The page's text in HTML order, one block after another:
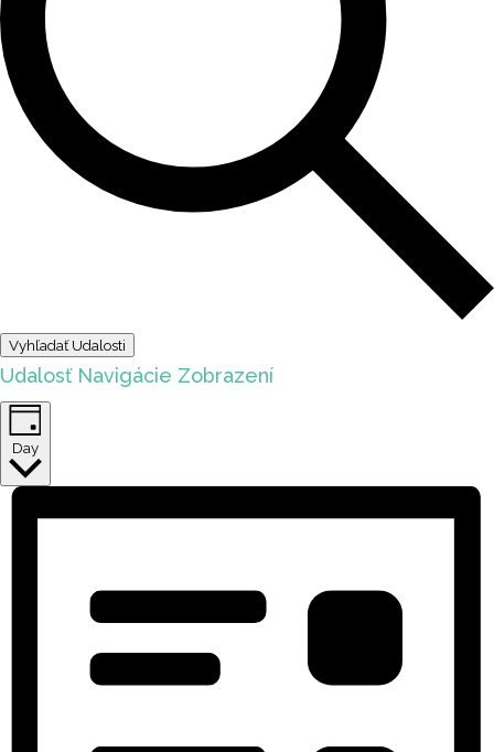
Vyhľadať Udalosti
Udalosť Navigácie Zobrazení
Day